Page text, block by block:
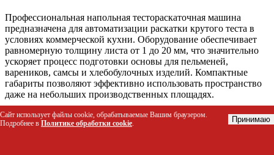
Профессиональная напольная тестораскаточная машина
предназначена для автоматизации раскатки крутого теста в
условиях коммерческой кухни. Оборудование обеспечивает
равномерную толщину листа от 1 до 20 мм, что значительно
ускоряет процесс подготовки основы для пельменей,
вареников, самсы и хлебобулочных изделий. Компактные
габариты позволяют эффективно использовать пространство
даже на небольших производственных площадях.
Кому подойдет этот товар
Сайт использует файлы cookie, обрабатываемые Вашим браузером.
Подробнее в Политике обработки cookie. Принимаю